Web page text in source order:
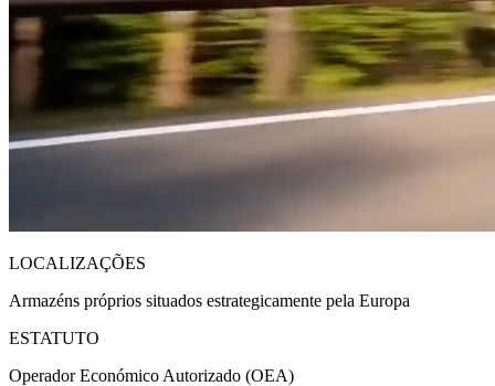
LOCALIZAÇÕES
Armazéns próprios situados estrategicamente pela Europa
ESTATUTO
Operador Económico Autorizado (OEA)